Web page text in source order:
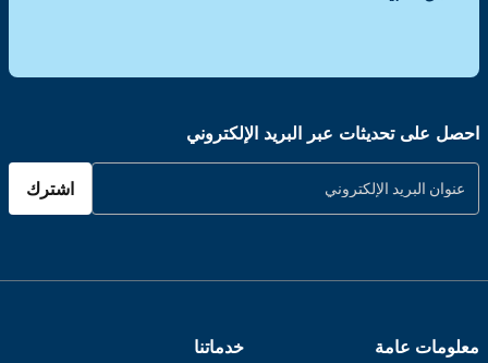
احصل على تحديثات عبر البريد الإلكتروني
اشترك
معلومات عامة
خدماتنا